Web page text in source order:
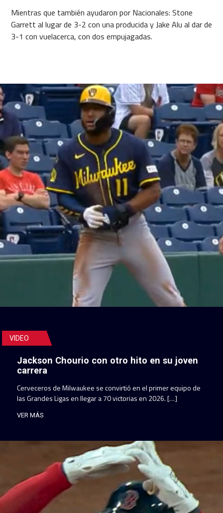
Mientras que también ayudaron por Nacionales: Stone
Garrett al lugar de 3-2 con una producida y Jake Alu al dar de
3-1 con vuelacerca, con dos empujagadas.
VIDEO
Jackson Chourio con otro hito en su joven
carrera
Cerveceros de Milwaukee se convirtió en el primer equipo de
las Grandes Ligas en llegar a 70 victorias en 2026. […]
VER MÁS